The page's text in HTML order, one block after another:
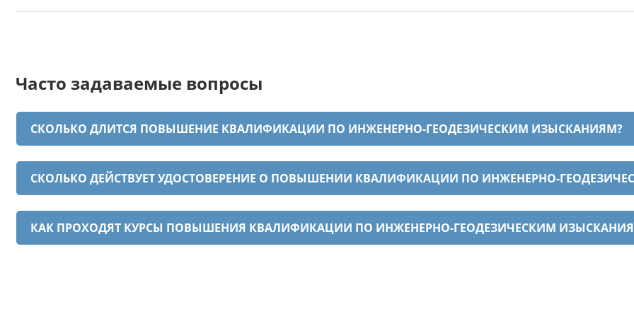
Часто задаваемые вопросы
СКОЛЬКО ДЛИТСЯ ПОВЫШЕНИЕ КВАЛИФИКАЦИИ ПО ИНЖЕНЕРНО-ГЕОДЕЗИЧЕСКИМ ИЗЫСКАНИЯМ?
СКОЛЬКО ДЕЙСТВУЕТ УДОСТОВЕРЕНИЕ О ПОВЫШЕНИИ КВАЛИФИКАЦИИ ПО ИНЖЕНЕРНО-
КАК ПРОХОДЯТ КУРСЫ ПОВЫШЕНИЯ КВАЛИФИКАЦИИ ПО ИНЖЕНЕРНО-ГЕОДЕЗИЧЕСКИМ